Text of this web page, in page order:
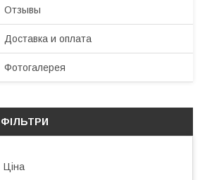
Отзывы
Доставка и оплата
Фотогалерея
ФІЛЬТРИ
Ціна